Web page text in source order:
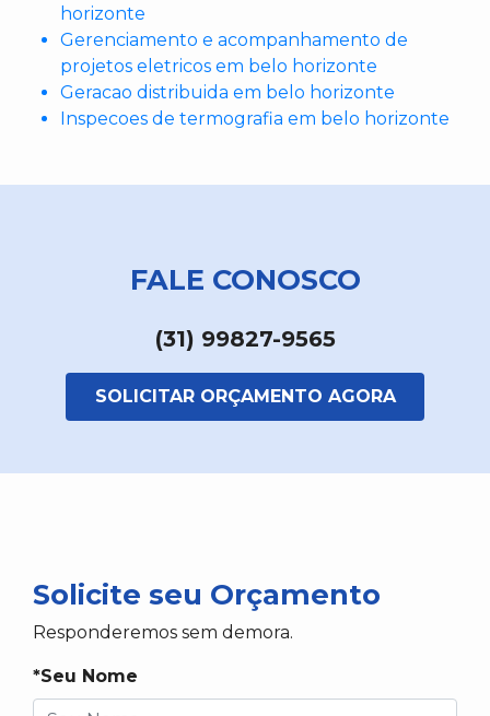
horizonte
Gerenciamento e acompanhamento de
projetos eletricos em belo horizonte
Geracao distribuida em belo horizonte
Inspecoes de termografia em belo horizonte
FALE CONOSCO
(31) 99827-9565
SOLICITAR ORÇAMENTO AGORA
Solicite seu Orçamento
Responderemos sem demora.
*Seu Nome